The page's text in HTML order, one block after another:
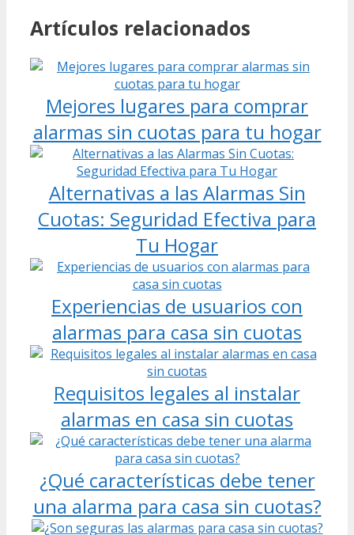
Artículos relacionados
Mejores lugares para comprar
alarmas sin cuotas para tu hogar
Alternativas a las Alarmas Sin
Cuotas: Seguridad Efectiva para
Tu Hogar
Experiencias de usuarios con
alarmas para casa sin cuotas
Requisitos legales al instalar
alarmas en casa sin cuotas
¿Qué características debe tener
una alarma para casa sin cuotas?